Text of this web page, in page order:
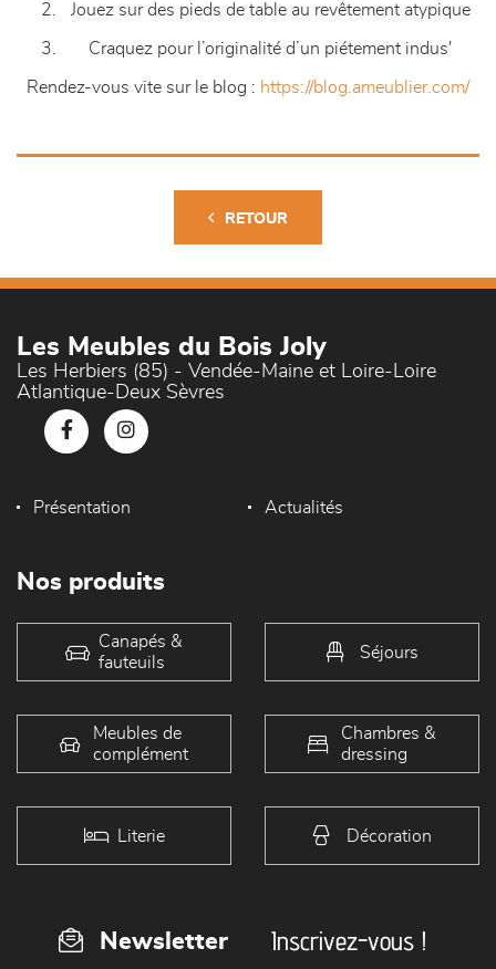
Jouez sur des pieds de table au revêtement atypique
Craquez pour l’originalité d’un piétement indus'
Rendez-vous vite sur le blog : https://blog.ameublier.com/
RETOUR
Les Meubles du Bois Joly
Les Herbiers (85) - Vendée-Maine et Loire-Loire
Atlantique-Deux Sèvres
Présentation Actualités
Nos produits
Canapés &
fauteuils
Séjours
Meubles de
complément
Chambres &
dressing
Literie Décoration
Newsletter Inscrivez-vous !